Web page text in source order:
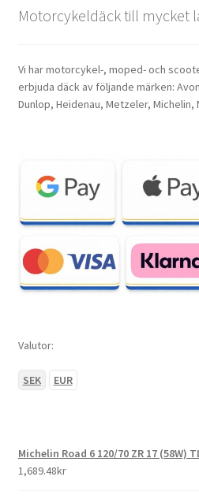
Motorcykeldäck till mycket
Vi har motorcykel-, moped- och
erbjuda däck av följande märken:
Dunlop, Heidenau, Metzeler, Michelin,
Valutor:
SEK EUR
Michelin Road 6 120/70 ZR 17 (58W)
1,689.48kr